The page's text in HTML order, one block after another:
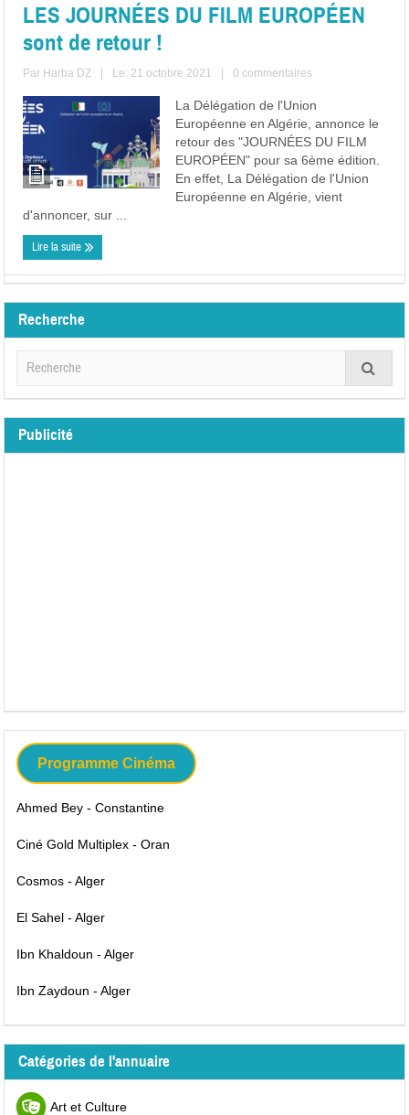
LES JOURNÉES DU FILM EUROPÉEN
sont de retour !
Par Harba DZ Le: 21 octobre 2021 0 commentaires
La Délégation de l'Union
Européenne en Algérie, annonce le
retour des "JOURNÉES DU FILM
EUROPÉEN" pour sa 6ème édition.
En effet, La Délégation de l'Union
Européenne en Algérie, vient
d'annoncer, sur ...
Lire la suite
Recherche
Publicité
Programme Cinéma
Ahmed Bey - Constantine
Ciné Gold Multiplex - Oran
Cosmos - Alger
El Sahel - Alger
Ibn Khaldoun - Alger
Ibn Zaydoun - Alger
Catégories de l'annuaire
Art et Culture